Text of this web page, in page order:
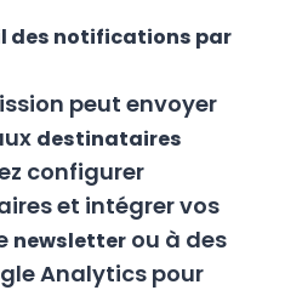
des notifications par
peut envoyer
destinataires
configurer
et intégrer vos
newsletterou à des
Analytics pour